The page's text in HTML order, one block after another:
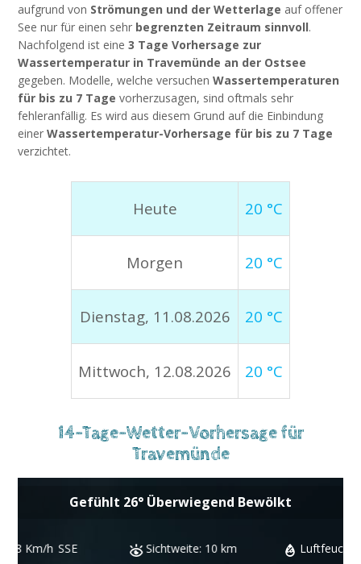
aufgrund von Strömungen und der Wetterlage auf offener
See nur für einen sehr begrenzten Zeitraum sinnvoll.
Nachfolgend ist eine3 Tage Vorhersage zur
Wassertemperatur in Travemünde an der Ostsee
gegeben. Modelle, welche versuchenWassertemperaturen
für bis zu 7 Tage vorherzusagen, sind oftmals sehr
fehleranfällig. Es wird aus diesem Grund auf die Einbindung
einerWassertemperatur-Vorhersage für bis zu 7 Tage
verzichtet.
Heute 20 °C
Morgen 20 °C
Dienstag, 11.08.2026 20 °C
Mittwoch, 12.08.2026 20 °C
14-Tage-Wetter-Vorhersage für
Travemünde
Gefühlt 26° Überwiegend Bewölkt
Sichtweite: 10 km Luftfeuchtigkeit: 45 %